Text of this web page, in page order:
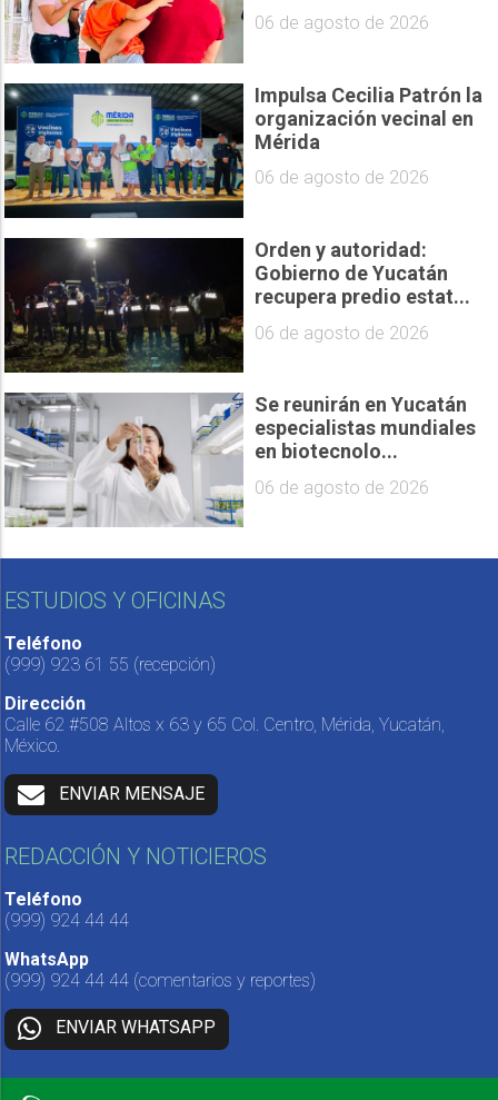
06 de agosto de 2026
Impulsa Cecilia Patrón la
organización vecinal en
Mérida
06 de agosto de 2026
Orden y autoridad:
Gobierno de Yucatán
recupera predio estat...
06 de agosto de 2026
Se reunirán en Yucatán
especialistas mundiales
en biotecnolo...
06 de agosto de 2026
ESTUDIOS Y OFICINAS
Teléfono
(999) 923 61 55 (recepción)
Dirección
Calle 62 #508 Altos x 63 y 65 Col. Centro, Mérida, Yucatán,
México.
ENVIAR MENSAJE
REDACCIÓN Y NOTICIEROS
Teléfono
(999) 924 44 44
WhatsApp
(999) 924 44 44 (comentarios y reportes)
ENVIAR WHATSAPP